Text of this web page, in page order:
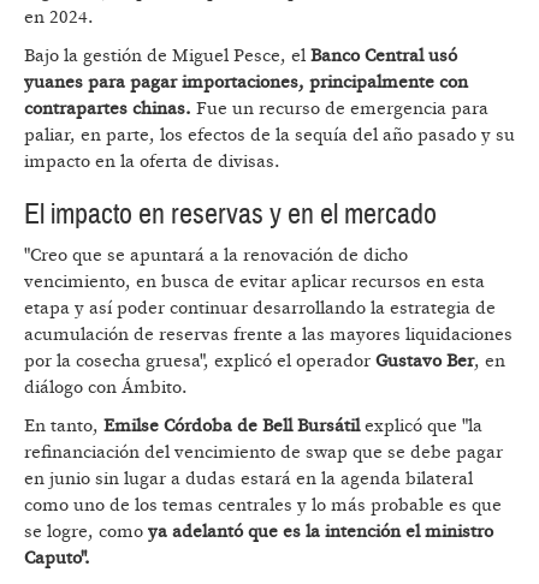
en 2024.
Bajo la gestión de Miguel Pesce, el Banco Central usó
yuanes para pagar importaciones, principalmente con
contrapartes chinas. Fue un recurso de emergencia para
paliar, en parte, los efectos de la sequía del año pasado y su
impacto en la oferta de divisas.
El impacto en reservas y en el mercado
"Creo que se apuntará a la renovación de dicho
vencimiento, en busca de evitar aplicar recursos en esta
etapa y así poder continuar desarrollando la estrategia de
acumulación de reservas frente a las mayores liquidaciones
por la cosecha gruesa", explicó el operador Gustavo Ber, en
diálogo con Ámbito.
En tanto, Emilse Córdoba de Bell Bursátilexplicó que "la
refinanciación del vencimiento de swap que se debe pagar
en junio sin lugar a dudas estará en la agenda bilateral
como uno de los temas centrales y lo más probable es que
se logre, como ya adelantó que es la intención el ministro
Caputo".